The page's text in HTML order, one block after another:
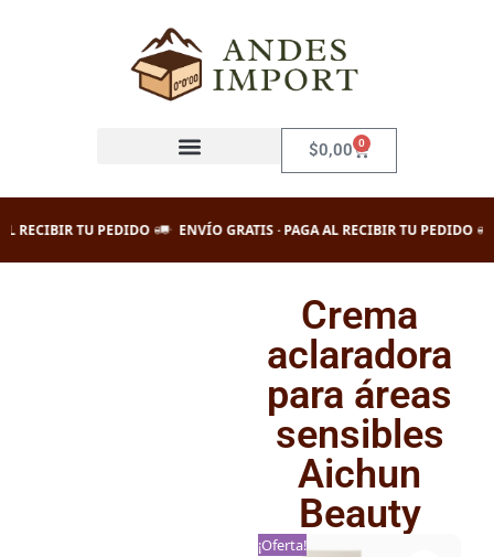
$0,00 0
TU PEDIDO ENVÍO GRATIS · PAGA AL RECIBIR TU PEDIDO
Crema
aclaradora
para áreas
sensibles
Aichun
Beauty
¡Oferta!